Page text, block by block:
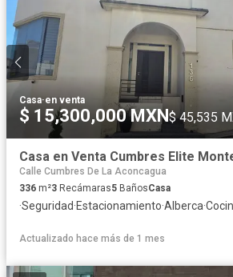
Casa·en venta
$ 15,300,000 MXN$ 45,535
Calle Cumbres De La Aconcagua
336 m²3 Recámaras5 BañosCasa
·Seguridad·Estacionamiento·Alberca·
Actualizado hace más de 1 mes